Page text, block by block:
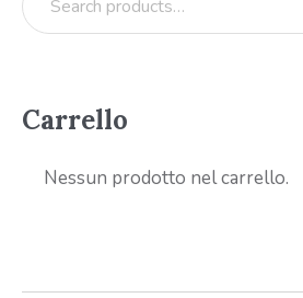
Carrello
Nessun prodotto nel carrello.